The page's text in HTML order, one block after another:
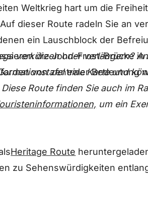
Weltkrieg hart um die
dieser Route radeln Sie an
ein Lauschblock der
die John-Frost-Brücke in
von zentraler Bedeutung
verkürzen oder verlängern?
eine Karte und
Route finden Sie auch im
um ein
Heritage Route
zu Sehenswürdigkeiten